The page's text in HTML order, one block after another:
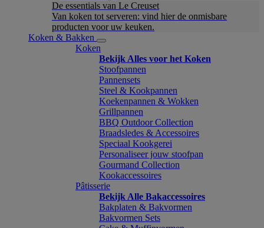
De essentials van Le Creuset
Van koken tot serveren: vind hier de onmisbare
producten voor uw keuken.
Koken & Bakken
Koken
Bekijk Alles voor het Koken
Stoofpannen
Pannensets
Steel & Kookpannen
Koekenpannen & Wokken
Grillpannen
BBQ Outdoor Collection
Braadsledes & Accessoires
Speciaal Kookgerei
Personaliseer jouw stoofpan
Gourmand Collection
Kookaccessoires
Pâtisserie
Bekijk Alle Bakaccessoires
Bakplaten & Bakvormen
Bakvormen Sets